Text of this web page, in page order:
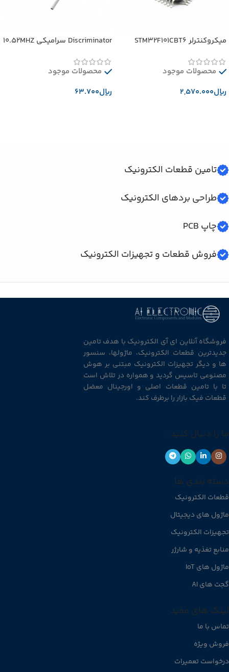
میکروکنترلر STM32F101CBT6
محصولات موجود
﷼
Discriminator سرامیکی 10.52MHZ
محصولات موجود
﷼
تامین قطعات الکترونیک
طراحی بردهای الکترونیک
چاپ PCB
فروش قطعات و تجهیزات الکترونیک
فروشگاه آنلاین ای آی الکترونیک با هدف تامین
جدیدترین قطعات الکترونیک، ماژولها، سنسور
ها و دیگر تجهیزات الکترونیک مبتنی بر هوش
مصنوعی تاسیس گردید و همواره در تلاش است
تا با تامین قطعات اصلی و اورجینال معضل
قطعات فیک بازار را برطرف کند.
ما را دنبال کنید :
دسته بندی ها
قطعات الکترونیک
ماژول های دیجیتال
تجهیزات الکترونیک
منابع تغذیه و شارژر
ماژول های IoT
گجت های AI
لینک های مفید
تماس با ما
فروش ویژه
درخواست تعمیرات